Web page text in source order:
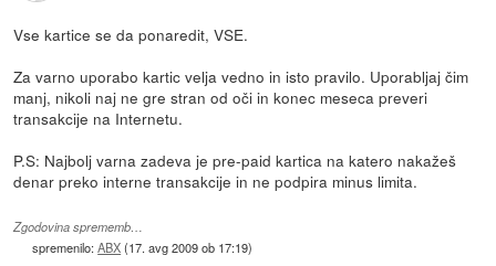
Vse kartice se da ponaredit, VSE.
Za varno uporabo kartic velja vedno in isto pravilo. Uporabljaj čim
manj, nikoli naj ne gre stran od oči in konec meseca preveri
transakcije na Internetu.
P.S: Najbolj varna zadeva je pre-paid kartica na katero nakažeš
denar preko interne transakcije in ne podpira minus limita.
Zgodovina sprememb…
spremenilo:ABX(17. avg 2009 ob 17:19)